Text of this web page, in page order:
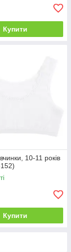
Купити
10-11 років
152)
Купити